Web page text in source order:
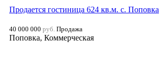
Продается гостиница 624 кв.м. с. Поповка
40 000 000 руб. Продажа
Поповка, Коммерческая